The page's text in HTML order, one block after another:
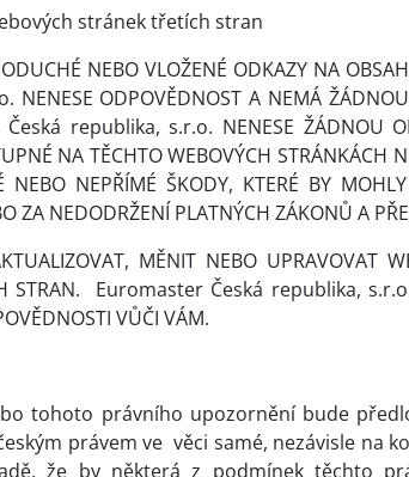
stránek třetích stran
NEBO VLOŽENÉ ODKAZY NA
ODPOVĚDNOST A NEMÁ
Česká republika, s.r.o. NENESE ŽÁDNOU
NA TĚCHTO WEBOVÝCH
NEPŘÍMÉ ŠKODY, KTERÉ BY
ZA NEDODRŽENÍ PLATNÝCH ZÁKONŮ A
MĚNIT NEBO UPRAVOVAT
STRAN. Euromaster Česká republika,
VŮČI VÁM.
tohoto právního upozornění bude
právem ve věci samé, nezávisle na
že by některá z podmínek těchto